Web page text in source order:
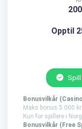
Opptil
Spill
Bonusvilkår
Maks bonus 5 000
Kun for spillere i
Bonusvilkår (Free